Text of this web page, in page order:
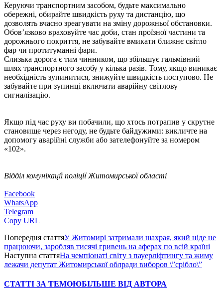
Керуючи транспортним засобом, будьте максимально
обережні, обирайте швидкість руху та дистанцію, що
дозволять вчасно зреагувати на зміну дорожньої обстановки.
Обов’язково враховуйте час доби, стан проїзної частини та
дорожнього покриття, не забувайте вмикати ближнє світло
фар чи протитуманні фари.
Слизька дорога є тим чинником, що збільшує гальмівний
шлях транспортного засобу у кілька разів. Тому, якщо виникає
необхідність зупинитися, знижуйте швидкість поступово. Не
забувайте при зупинці включати аварійну світлову
сигналізацію.
Якщо під час руху ви побачили, що хтось потрапив у скрутне
становище через негоду, не будьте байдужими: викличте на
допомогу аварійні служби або зателефонуйте за номером
«102».
Відділ комунікації поліції Житомирської області
Facebook
WhatsApp
Telegram
Copy URL
Попередня статтяУ Житомирі затримали шахрая, який ніде не
працюючи, заробляв тисячі гривень на аферах по всій країні
Наступна статтяНа чемпіонаті світу з пауерліфтингу та жиму
лежачи депутат Житомирської облради виборов \”срібло\”
СТАТТІ ЗА ТЕМОЮБІЛЬШЕ ВІД АВТОРА